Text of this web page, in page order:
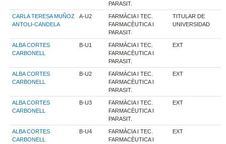
PARASIT.
CARLA TERESA MUÑOZ
ANTOLI-CANDELA
A-U2
FARMÀCIA I TEC.
FARMACÈUTICA I
PARASIT.
TITULAR DE
UNIVERSIDAD
ALBA CORTES
CARBONELL
B-U1
FARMÀCIA I TEC.
FARMACÈUTICA I
PARASIT.
EXT
ALBA CORTES
CARBONELL
B-U2
FARMÀCIA I TEC.
FARMACÈUTICA I
PARASIT.
EXT
ALBA CORTES
CARBONELL
B-U3
FARMÀCIA I TEC.
FARMACÈUTICA I
PARASIT.
EXT
ALBA CORTES
CARBONELL
B-U4
FARMÀCIA I TEC.
FARMACÈUTICA I
EXT